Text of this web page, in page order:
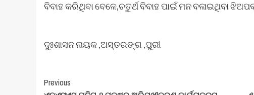
ବିବାହ କରିଥିବା ବେଳେ,ଚତୁର୍ଥ ବିବାହ ପାଇଁ ମନ ବଳାଇଥିବା
ଦୁଃଶାସନ ନାୟକ ,ଅସ୍ତରଙ୍ଗ ,ପୁରୀ
Post
Previous